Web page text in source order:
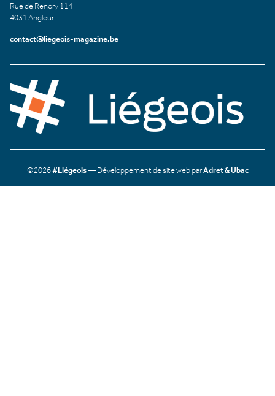
Rue de Renory 114
4031 Angleur
contact@liegeois-magazine.be
©2026#Liégeois— Développement de site web parAdret & Ubac